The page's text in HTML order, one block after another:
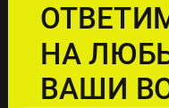
НА
ВАШИ